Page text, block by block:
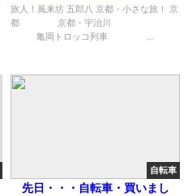
旅人！風来坊 五郎八 京都・小さな旅！ 京
都 京都・宇治川
亀岡トロッコ列車 ...
自転車
先日・・・自転車・買いまし